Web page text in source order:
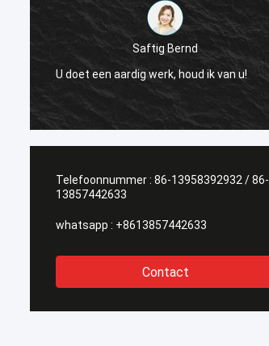
Saftig Bernd
U doet een aardig werk, houd ik van u!
Telefoonnummer : 86-13958392932 / 86-
13857442633
whatsapp : +8613857442633
Contact